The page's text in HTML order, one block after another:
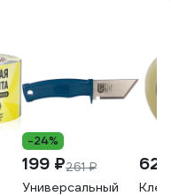
-24%
199 ₽261 ₽
Универсальный
62